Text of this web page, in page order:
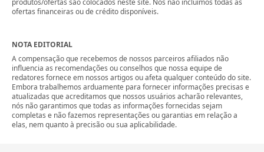
produtos/ofertas são colocados neste site. Nós não incluímos todas as
ofertas financeiras ou de crédito disponíveis.
NOTA EDITORIAL
A compensação que recebemos de nossos parceiros afiliados não
influencia as recomendações ou conselhos que nossa equipe de
redatores fornece em nossos artigos ou afeta qualquer conteúdo do site.
Embora trabalhemos arduamente para fornecer informações precisas e
atualizadas que acreditamos que nossos usuários acharão relevantes,
nós não garantimos que todas as informações fornecidas sejam
completas e não fazemos representações ou garantias em relação a
elas, nem quanto à precisão ou sua aplicabilidade.